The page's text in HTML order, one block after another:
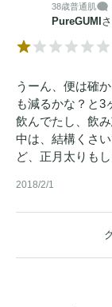
38歳普通肌
PureGUMI
うーん、便は確
も減るかな？と3
飲んでたし、飲
中は、結構くさ
ど、正月太りも
2018/2/1